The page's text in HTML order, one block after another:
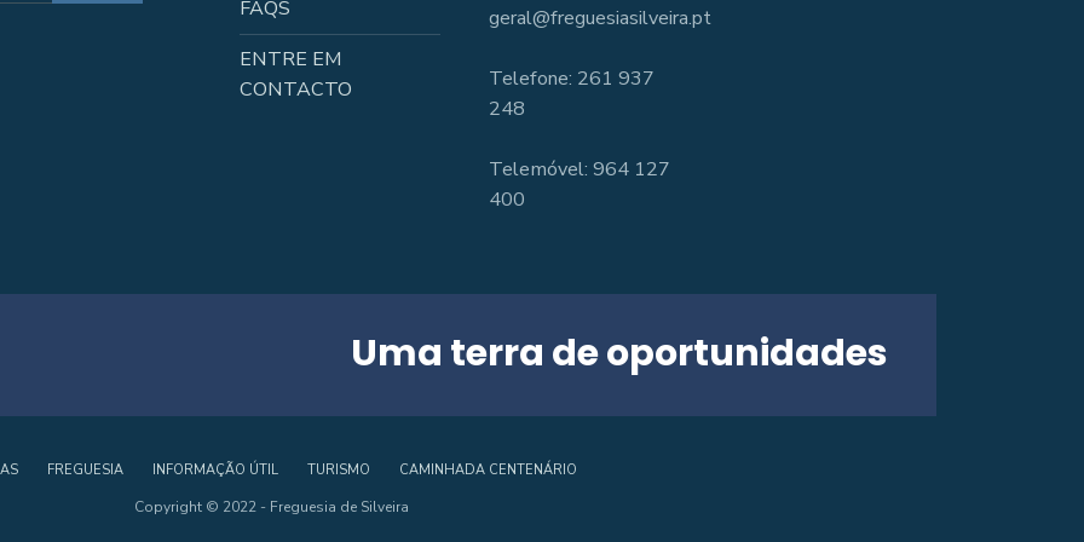
FAQS
ENTRE EM
CONTACTO
geral@freguesiasilveira.pt
Telefone: 261 937
248
Telemóvel: 964 127
400
Uma terra de oportunidades
FREGUESIA INFORMAÇÃO ÚTIL TURISMO CAMINHADA CENTENÁRIO
Copyright © 2022 - Freguesia de Silveira